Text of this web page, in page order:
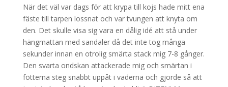
När det väl var dags för att krypa till kojs hade mitt ena
fäste till tarpen lossnat och var tvungen att knyta om
den. Det skulle visa sig vara en dålig idé att stå under
hängmattan med sandaler då det inte tog många
sekunder innan en otrolig smärta stack mig 7-8 gånger.
Den svarta ondskan attackerade mig och smärtan i
fötterna steg snabbt uppåt i vaderna och gjorde så att